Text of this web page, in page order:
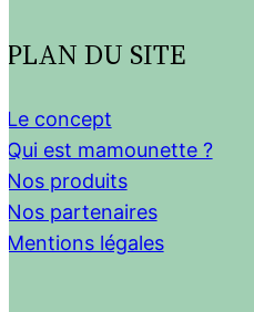
PLAN DU SITE
Le concept
Qui est mamounette ?
Nos produits
Nos partenaires
Mentions légales